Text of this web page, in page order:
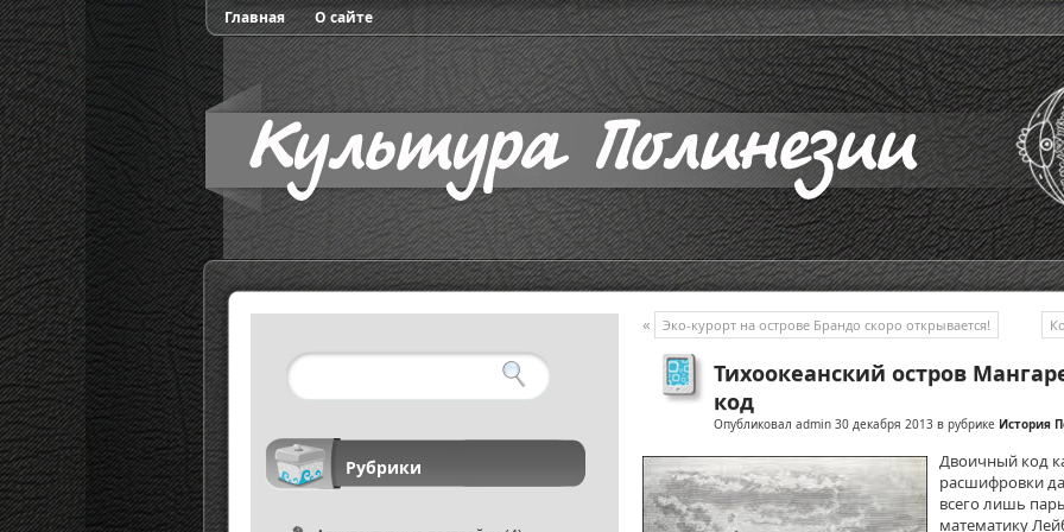
Главная О сайте
Рубрики
« Эко-курорт на острове Брандо скоро открывается!
Тихоокеанский остров
код
Опубликовал admin 30 декабря 2013 в рубрике История
Двоичный код
расшифровки
всего лишь
математику